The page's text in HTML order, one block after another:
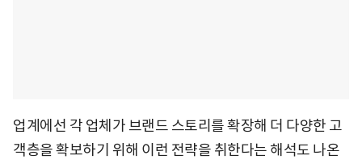
업계에선 각 업체가 브랜드 스토리를 확장해 더 다양한 고
객층을 확보하기 위해 이런 전략을 취한다는 해석도 나온